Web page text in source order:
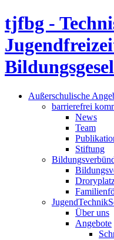
tjfbg -
Außerschulische
barrierefrei
News
Team
Stiftung
Über uns
Angebote